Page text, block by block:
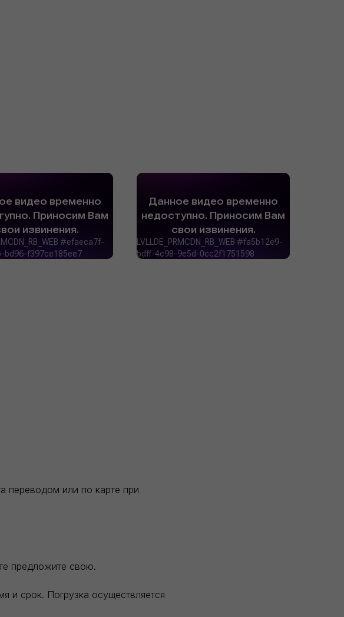
переводом или по карте при
предложите свою.
и срок. Погрузка осуществляется